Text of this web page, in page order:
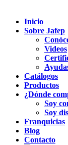
Inicio
Sobre Jafep
Videos
Catálogos
Productos
¿Dónde
Soy
Soy
Franquicias
Blog
Contacto